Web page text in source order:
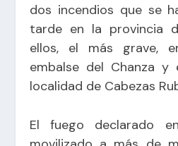
dos incendios que se
tarde en la provincia
ellos, el más grave,
embalse del Chanza
localidad de Cabezas
El fuego declarado